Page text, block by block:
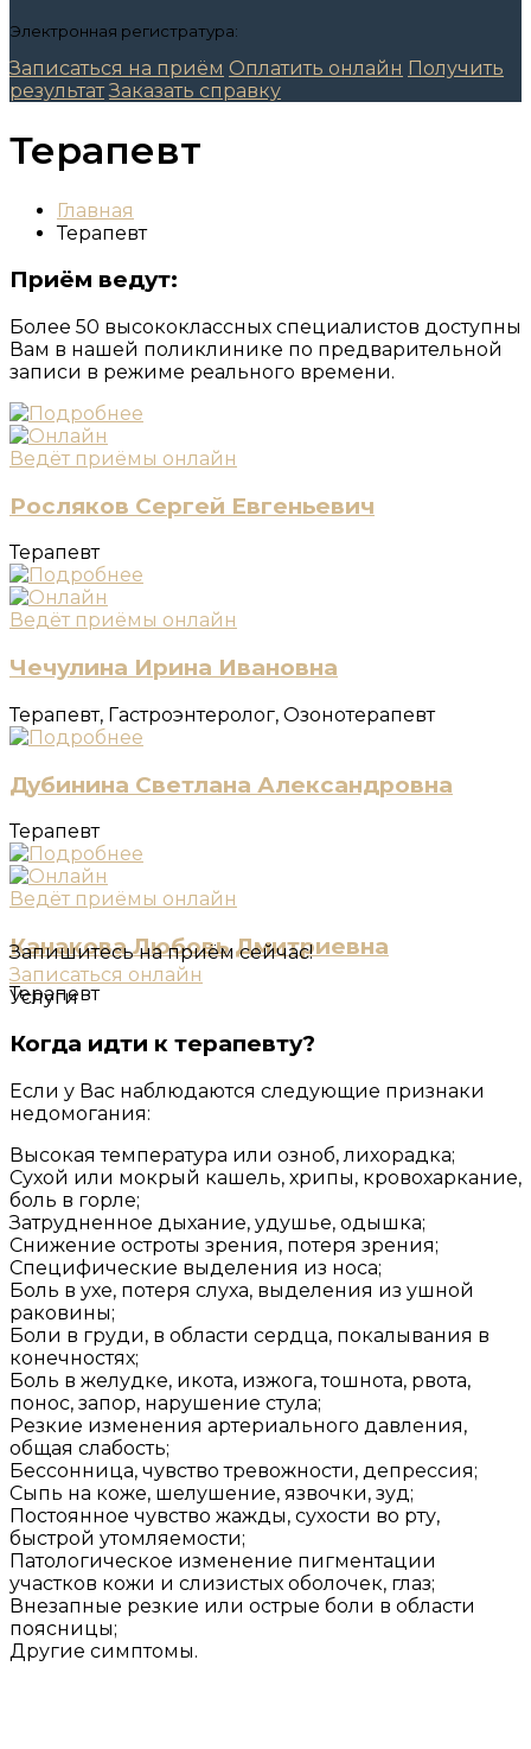
Электронная регистратура:
Записаться на приём Оплатить онлайн Получить
результат Заказать справку
Терапевт
Главная
Терапевт
Приём ведут:
Более 50 высококлассных специалистов доступны
Вам в нашей поликлинике по предварительной
записи в режиме реального времени.
Ведёт приёмы онлайн
Росляков Сергей Евгеньевич
Терапевт
Ведёт приёмы онлайн
Чечулина Ирина Ивановна
Терапевт, Гастроэнтеролог, Озонотерапевт
Дубинина Светлана Александровна
Терапевт
Ведёт приёмы онлайн
Канакова Любовь Дмитриевна
Терапевт
Запишитесь на приём сейчас!
Записаться онлайн
Услуги
Когда идти к терапевту?
Если у Вас наблюдаются следующие признаки
недомогания:
Высокая температура или озноб, лихорадка;
Cухой или мокрый кашель, хрипы, кровохаркание,
боль в горле;
Затрудненное дыхание, удушье, одышка;
Снижение остроты зрения, потеря зрения;
Специфические выделения из носа;
Боль в ухе, потеря слуха, выделения из ушной
раковины;
Боли в груди, в области сердца, покалывания в
конечностях;
Боль в желудке, икота, изжога, тошнота, рвота,
понос, запор, нарушение стула;
Резкие изменения артериального давления,
общая слабость;
Бессонница, чувство тревожности, депрессия;
Сыпь на коже, шелушение, язвочки, зуд;
Постоянное чувство жажды, сухости во рту,
быстрой утомляемости;
Патологическое изменение пигментации
участков кожи и слизистых оболочек, глаз;
Внезапные резкие или острые боли в области
поясницы;
Другие симптомы.